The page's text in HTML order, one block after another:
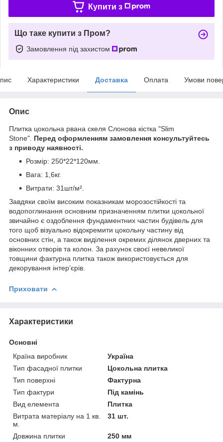
Купити з
Що таке купити з Пром?
Замовлення під захистом
Характеристики Доставка Оплата Умови
Опис
Плитка цокольна рвана скеля Слонова кістка "Slim
Stone". Перед оформленням замовлення консультуйтесь
з приводу наявності.
Розмір: 250*22*120мм.
Вага: 1,6кг.
Витрати: 31шт/м².
Завдяки своїм високим показникам морозостійкості та
водопоглинання основним призначенням плитки цокольної
звичайно є оздоблення фундаментних частин будівель для
того щоб візуально відокремити цокольну частину від
основних стін, а також виділення окремих ділянок дверних та
віконних отворів та колон. За рахунок своєї невеликої
товщини фактурна плитка також використовується для
декорування інтер’єрів.
Приховати
Характеристики
Основні
Країна виробник
Україна
Тип фасадної плитки
Цокольна плитка
Тип поверхні
Фактурна
Тип фактури
Під камінь
Вид елемента
Плитка
Витрата матеріалу на 1 кв.
м.
31 шт.
Довжина плитки
250 мм